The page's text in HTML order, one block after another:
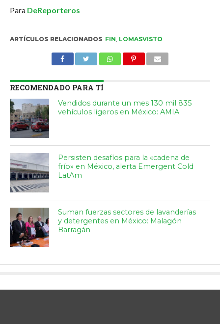
Para DeReporteros
ARTÍCULOS RELACIONADOS FIN LOMASVISTO
RECOMENDADO PARA TÍ
Vendidos durante un mes 130 mil 835
vehículos ligeros en México: AMIA
Persisten desafíos para la «cadena de
frío» en México, alerta Emergent Cold
LatAm
Suman fuerzas sectores de lavanderías
y detergentes en México: Malagón
Barragán